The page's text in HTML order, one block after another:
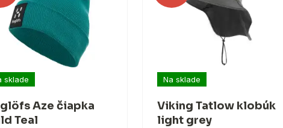
sklade
Aze čiapka
Teal
Na sklade
Viking Tatlow klobúk
light grey